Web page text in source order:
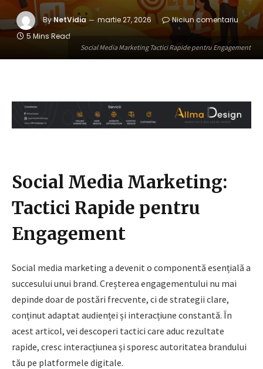
Social Media Marketing Tactici Rapide pentru Engagement
ByNetVidia martie 27, 2026
Niciun comentariu
5 Mins Read
Social Media Marketing:
Tactici Rapide pentru
Engagement
Social media marketing a devenit o componentă esențială a
succesului unui brand. Creșterea engagementului nu mai
depinde doar de postări frecvente, ci de strategii clare,
conținut adaptat audienței și interacțiune constantă. În
acest articol, vei descoperi tactici care aduc rezultate
rapide, cresc interacțiunea și sporesc autoritatea brandului
tău pe platformele digitale.